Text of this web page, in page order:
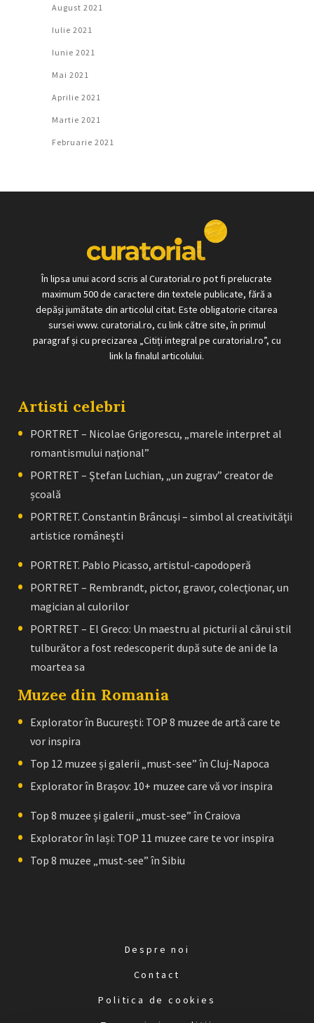
August 2021
Iulie 2021
Iunie 2021
Mai 2021
Aprilie 2021
Martie 2021
Februarie 2021
În lipsa unui acord scris al Curatorial.ro pot fi prelucrate
maximum 500 de caractere din textele publicate, fără a
depăși jumătate din articolul citat. Este obligatorie citarea
sursei www. curatorial.ro, cu link către site, în primul
paragraf și cu precizarea „Citiți integral pe curatorial.ro”, cu
link la finalul articolului.
Artisti celebri
PORTRET – Nicolae Grigorescu, „marele interpret al
romantismului naţional”
PORTRET – Ştefan Luchian, „un zugrav” creator de
școală
PORTRET. Constantin Brâncuşi – simbol al creativităţii
artistice româneşti
PORTRET. Pablo Picasso, artistul-capodoperă
PORTRET – Rembrandt, pictor, gravor, colecţionar, un
magician al culorilor
PORTRET – El Greco: Un maestru al picturii al cărui stil
tulburător a fost redescoperit după sute de ani de la
moartea sa
Muzee din Romania
Explorator în București: TOP 8 muzee de artă care te
vor inspira
Top 12 muzee și galerii „must-see” în Cluj-Napoca
Explorator în Brașov: 10+ muzee care vă vor inspira
Top 8 muzee și galerii „must-see” în Craiova
Explorator în Iași: TOP 11 muzee care te vor inspira
Top 8 muzee „must-see” în Sibiu
Despre noi
Contact
Politica de cookies